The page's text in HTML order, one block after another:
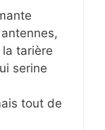
tarière
serine
tout de